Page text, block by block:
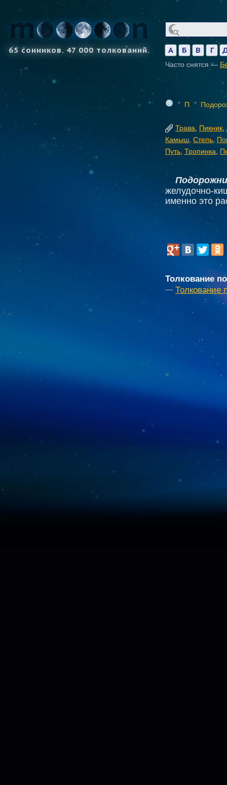
65 сонников. 47 000 толкований. А Б В Г
Часто снятся —
П
Трава Пикник
Камыш Степь,
Путь Тропинка
желудочно-
именно это
Толкование
Толкование